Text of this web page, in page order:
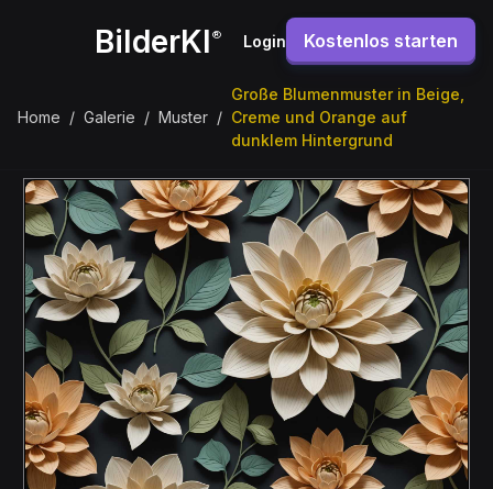
BilderKI® Login Kostenlos starten
Home / Galerie / Muster /
Große Blumenmuster in Beige,
Creme und Orange auf
dunklem Hintergrund